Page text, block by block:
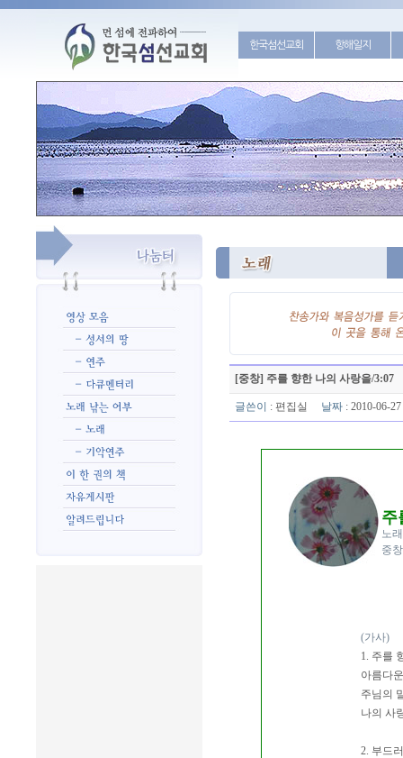
한국섬선교회 항해일지
[중창] 주를 향한 나의 사랑을/3:07
글쓴이 : 편집실 날짜 : 2010-06-
주
노
중
(가사)
1. 주를
아름다
주님의
나의 사
2. 부드